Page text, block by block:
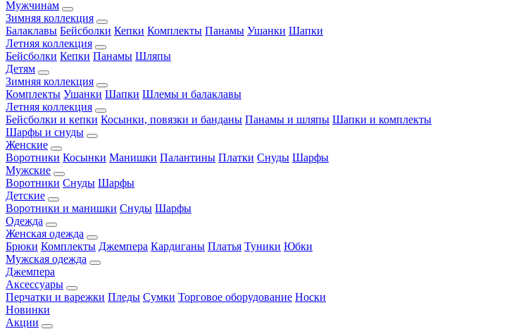
Мужчинам
Зимняя коллекция
Балаклавы Бейсболки Кепки Комплекты Панамы Ушанки Шапки
Летняя коллекция
Бейсболки Кепки Панамы Шляпы
Детям
Зимняя коллекция
Комплекты Ушанки Шапки Шлемы и балаклавы
Летняя коллекция
Бейсболки и кепки Косынки, повязки и банданы Панамы и шляпы Шапки и комплекты
Шарфы и снуды
Женские
Воротники Косынки Манишки Палантины Платки Снуды Шарфы
Мужские
Воротники Снуды Шарфы
Детские
Воротники и манишки Снуды Шарфы
Одежда
Женская одежда
Брюки Комплекты Джемпера Кардиганы Платья Туники Юбки
Мужская одежда
Джемпера
Аксессуары
Перчатки и варежки Пледы Сумки Торговое оборудование Носки
Новинки
Акции